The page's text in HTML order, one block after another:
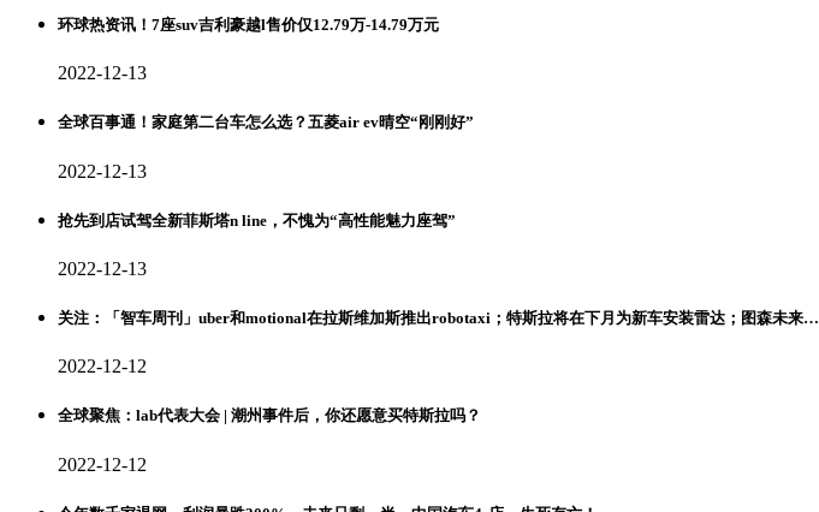
环球热资讯！7座suv吉利豪越l售价仅12.79万-14.79万元
2022-12-13
全球百事通！家庭第二台车怎么选？五菱air ev晴空“刚刚好”
2022-12-13
抢先到店试驾全新菲斯塔n line，不愧为“高性能魅力座驾”
2022-12-13
关注：​「智车周刊」uber和motional在拉斯维加斯推出robotaxi；特斯拉将在下月为新车安装雷达；图森未来…
2022-12-12
全球聚焦：lab代表大会 | 潮州事件后，你还愿意买特斯拉吗？
2022-12-12